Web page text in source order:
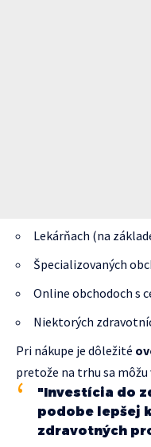
Lekárňach (na
Špecializovaných
Online obchodoch s
Niektorých
Pri nákupe je dôležité
pretože na trhu sa
"Investícia do
podobe lepšej
zdravotných